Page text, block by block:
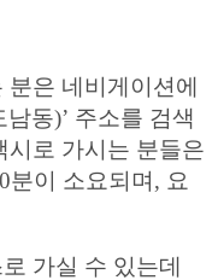
분은 네비게이션에
동)’ 주소를 검색
시로 가시는 분들은
분이 소요되며, 요
가실 수 있는데